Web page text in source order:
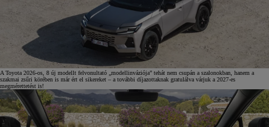
A Toyota 2026-os, 8 új modellt felvonultató „modellinváziója” tehát nem csupán a szalonokban, hanem a
szakmai zsűri körében is már ért el sikereket – a további díjazottaknak gratulálva várjuk a 2027-es
megmérettetést is!